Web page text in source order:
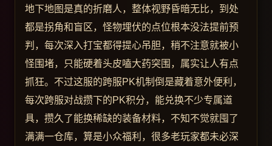
地下地图是真的折磨人，整体视野昏暗无比，到处
都是拐角和盲区，怪物埋伏的点位根本没法提前预
判，每次深入打宝都得提心吊胆，稍不注意就被小
怪围堵，只能硬着头皮嗑大药突围，属实让人有点
抓狂。不过这服的跨服PK机制倒是藏着意外便利，
每次跨服对战攒下的PK积分，能兑换不少专属道
具，攒久了能换稀缺的装备材料，不知不觉就囤了
满满一仓库，算是小众福利，很多老玩家都未必深